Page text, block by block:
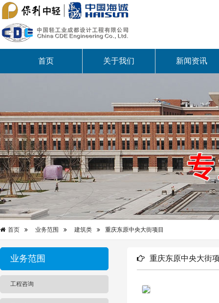
首页 关于我们 新闻资讯
首页 业务范围 建筑类 重庆东原中央大街项目
业务范围
工程咨询
重庆东原中央大街